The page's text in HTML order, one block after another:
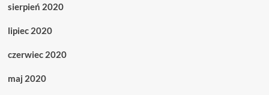
sierpień 2020
lipiec 2020
czerwiec 2020
maj 2020